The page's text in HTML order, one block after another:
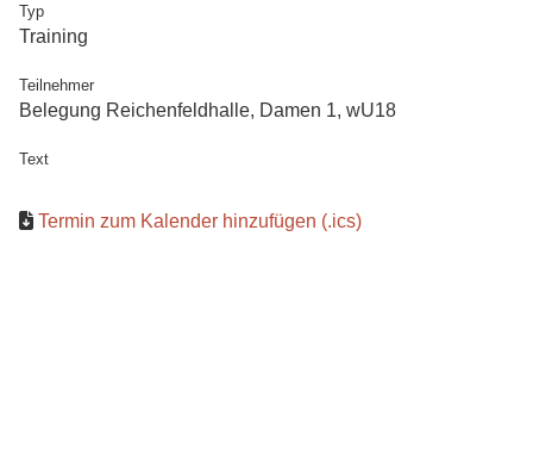
Typ
Training
Teilnehmer
Belegung Reichenfeldhalle, Damen 1, wU18
Text
Termin zum Kalender hinzufügen (.ics)